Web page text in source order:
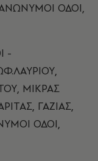
ΟΔΟΙ,
-
ΜΙΚΡΑΣ
ΓΑΖΙΑΣ,
ΟΔΟΙ,